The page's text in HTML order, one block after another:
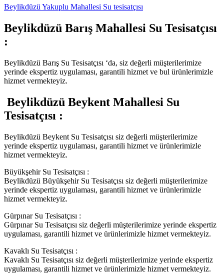
Beylikdüzü Yakuplu Mahallesi Su tesisatçısı
Beylikdüzü Barış Mahallesi Su Tesisatçısı
:
Beylikdüzü Barış Su Tesisatçısı ‘da, siz değerli müşterilerimize
yerinde ekspertiz uygulaması, garantili hizmet ve bul ürünlerimizle
hizmet vermekteyiz.
Beylikdüzü Beykent Mahallesi Su
Tesisatçısı :
Beylikdüzü Beykent Su Tesisatçısı siz değerli müşterilerimize
yerinde ekspertiz uygulaması, garantili hizmet ve ürünlerimizle
hizmet vermekteyiz.
Büyükşehir Su Tesisatçısı :
Beylikdüzü Büyükşehir Su Tesisatçısı siz değerli müşterilerimize
yerinde ekspertiz uygulaması, garantili hizmet ve ürünlerimizle
hizmet vermekteyiz.
Gürpınar Su Tesisatçısı :
Gürpınar Su Tesisatçısı siz değerli müşterilerimize yerinde ekspertiz
uygulaması, garantili hizmet ve ürünlerimizle hizmet vermekteyiz.
Kavaklı Su Tesisatçısı :
Kavaklı Su Tesisatçısı siz değerli müşterilerimize yerinde ekspertiz
uygulaması, garantili hizmet ve ürünlerimizle hizmet vermekteyiz.